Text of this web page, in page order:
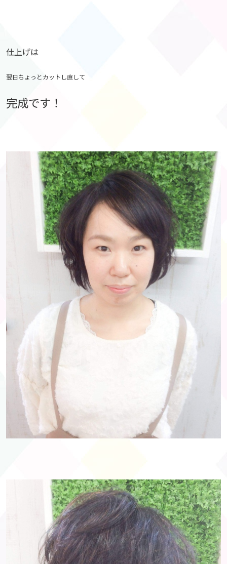
仕上げは
翌日ちょっとカットし直して
完成です！